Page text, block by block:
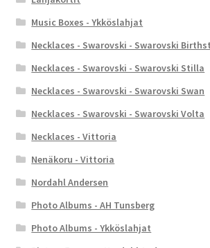
Music Boxes - Ykköslahjat
Necklaces - Swarovski - Swarovski
Necklaces - Swarovski - Swarovski Stilla
Necklaces - Swarovski - Swarovski Swan
Necklaces - Swarovski - Swarovski Volta
Necklaces - Vittoria
Nenäkoru - Vittoria
Nordahl Andersen
Photo Albums - AH Tunsberg
Photo Albums - Ykköslahjat